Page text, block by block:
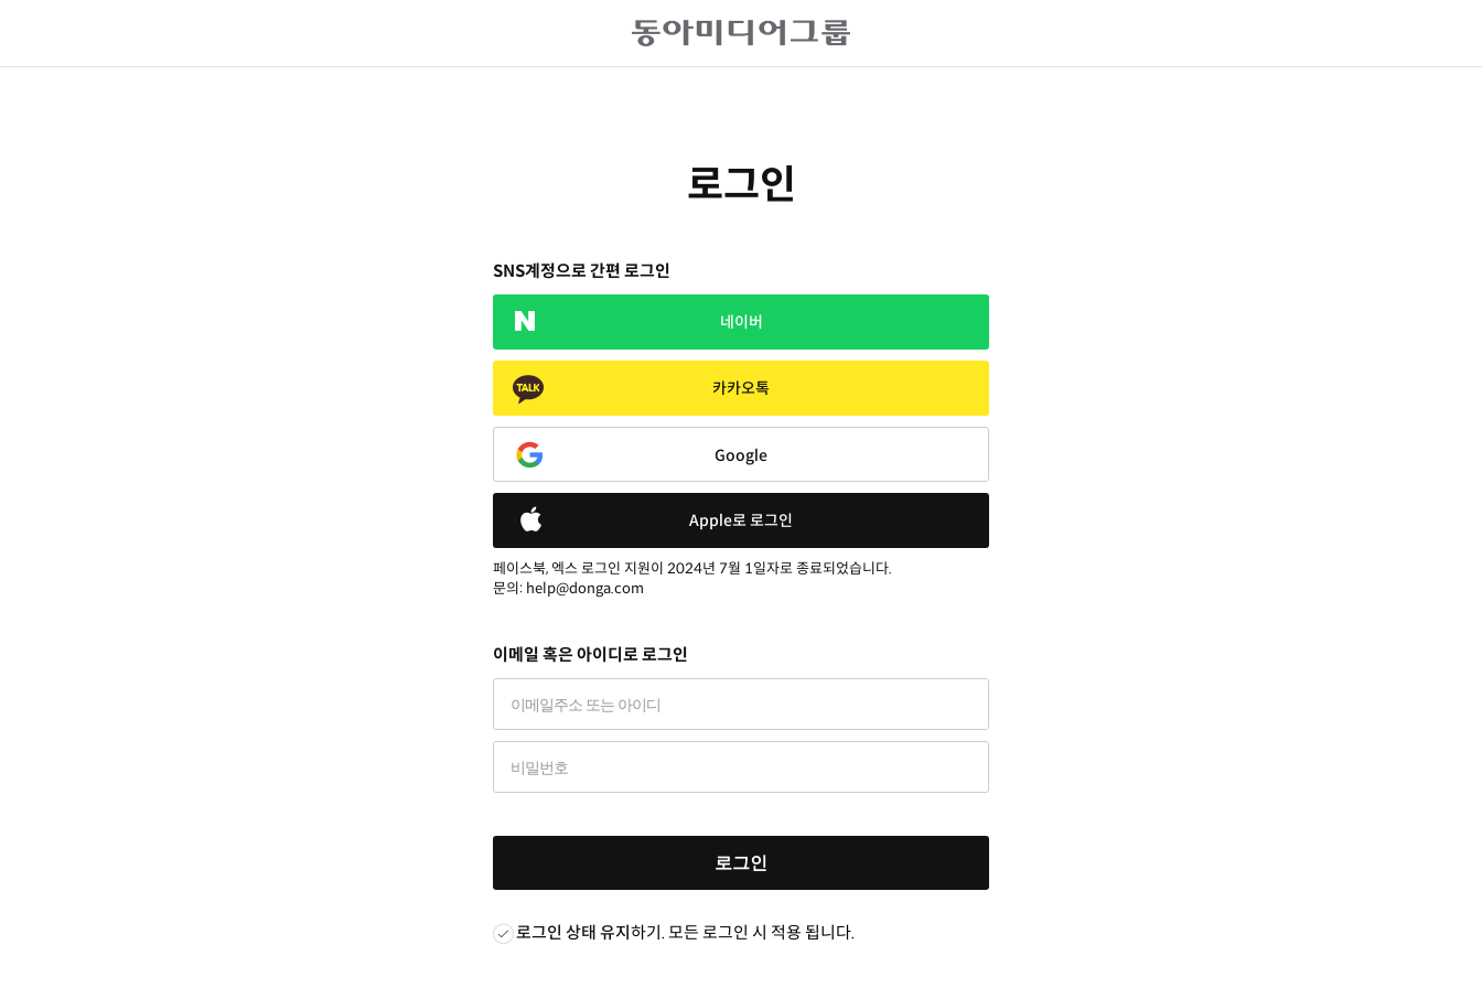
로그인
SNS계정으로 간편 로그인
네이버
카카오톡
Google
Apple로 로그인
페이스북, 엑스 로그인 지원이 2024년 7월 1일자로 종료되었습니다.
문의: help@donga.com
이메일 혹은 아이디로 로그인
로그인
로그인 상태 유지하기. 모든 로그인 시 적용 됩니다.